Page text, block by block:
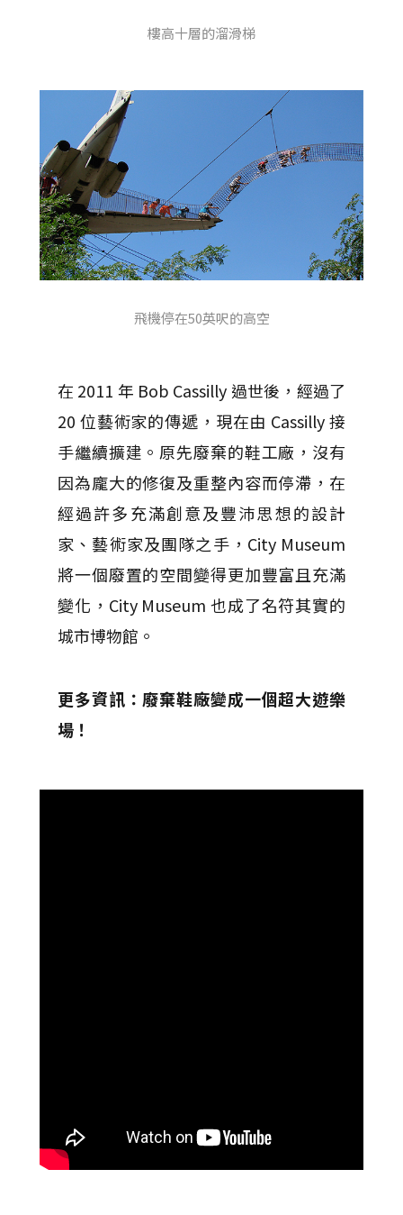
樓高十層的溜滑梯
飛機停在50英呎的高空
在 2011 年 Bob Cassilly 過世後，經過了
20 位藝術家的傳遞，現在由 Cassilly 接
手繼續擴建。原先廢棄的鞋工廠，沒有
因為龐大的修復及重整內容而停滯，在
經過許多充滿創意及豐沛思想的設計
家、藝術家及團隊之手，City Museum
將一個廢置的空間變得更加豐富且充滿
變化，City Museum 也成了名符其實的
城市博物館。
更多資訊：廢棄鞋廠變成一個超大遊樂
場！